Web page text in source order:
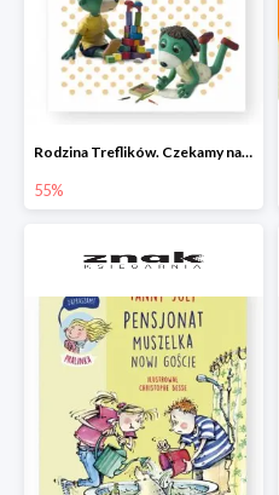
Rodzina Treflików. Czekamy na mamę
55%